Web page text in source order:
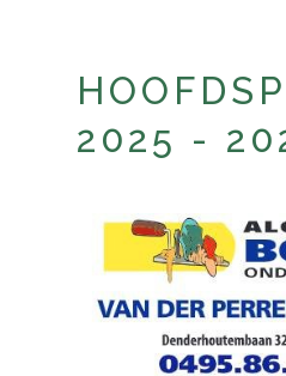
2025 -